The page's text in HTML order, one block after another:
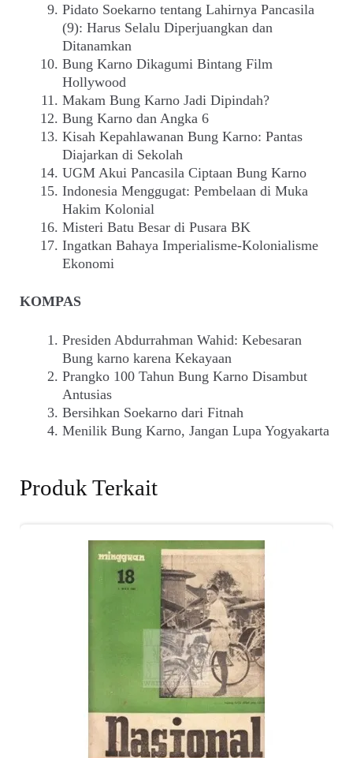
Pidato Soekarno tentang Lahirnya Pancasila
(9): Harus Selalu Diperjuangkan dan
Ditanamkan
Bung Karno Dikagumi Bintang Film
Hollywood
Makam Bung Karno Jadi Dipindah?
Bung Karno dan Angka 6
Kisah Kepahlawanan Bung Karno: Pantas
Diajarkan di Sekolah
UGM Akui Pancasila Ciptaan Bung Karno
Indonesia Menggugat: Pembelaan di Muka
Hakim Kolonial
Misteri Batu Besar di Pusara BK
Ingatkan Bahaya Imperialisme-Kolonialisme
Ekonomi
KOMPAS
Presiden Abdurrahman Wahid: Kebesaran
Bung karno karena Kekayaan
Prangko 100 Tahun Bung Karno Disambut
Antusias
Bersihkan Soekarno dari Fitnah
Menilik Bung Karno, Jangan Lupa Yogyakarta
Produk Terkait